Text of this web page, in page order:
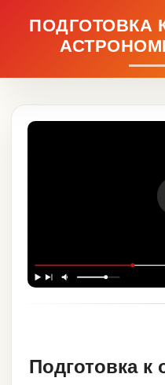
ПОДГОТОВКА
Подготовка к